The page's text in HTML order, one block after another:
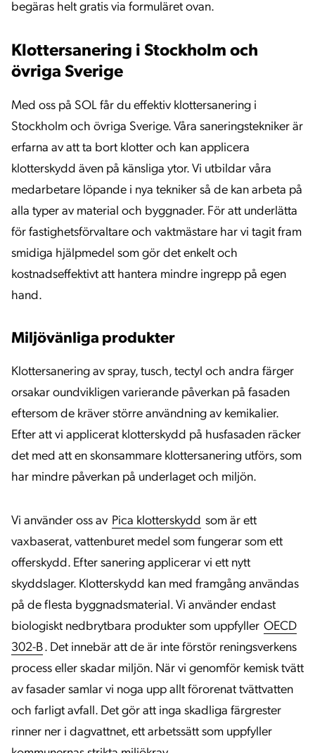
begäras helt gratis via formuläret ovan.
Klottersanering i Stockholm och
övriga Sverige
Med oss på SOL får du effektiv klottersanering i
Stockholm och övriga Sverige. Våra saneringstekniker är
erfarna av att ta bort klotter och kan applicera
klotterskydd även på känsliga ytor. Vi utbildar våra
medarbetare löpande i nya tekniker så de kan arbeta på
alla typer av material och byggnader. För att underlätta
för fastighetsförvaltare och vaktmästare har vi tagit fram
smidiga hjälpmedel som gör det enkelt och
kostnadseffektivt att hantera mindre ingrepp på egen
hand.
Miljövänliga produkter
Klottersanering av spray, tusch, tectyl och andra färger
orsakar oundvikligen varierande påverkan på fasaden
eftersom de kräver större användning av kemikalier.
Efter att vi applicerat klotterskydd på husfasaden räcker
det med att en skonsammare klottersanering utförs, som
har mindre påverkan på underlaget och miljön.
Vi använder oss av Pica klotterskydd som är ett
vaxbaserat, vattenburet medel som fungerar som ett
offerskydd. Efter sanering applicerar vi ett nytt
skyddslager. Klotterskydd kan med framgång användas
på de flesta byggnadsmaterial. Vi använder endast
biologiskt nedbrytbara produkter som uppfyller OECD
302-B. Det innebär att de är inte förstör reningsverkens
process eller skadar miljön. När vi genomför kemisk tvätt
av fasader samlar vi noga upp allt förorenat tvättvatten
och farligt avfall. Det gör att inga skadliga färgrester
rinner ner i dagvattnet, ett arbetssätt som uppfyller